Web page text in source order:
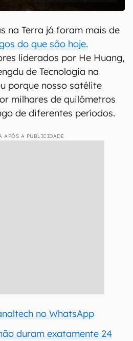
na Terra já foram mais de
do que são hoje.
liderados por He Huang,
de Tecnologia na
porque nosso satélite
milhares de quilômetros
de diferentes períodos.
APÓS A PUBLICIDADE
no WhatsApp
duram exatamente 24